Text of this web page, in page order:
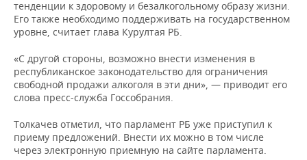
ТАТАРСТАНА
ИНВЕСТИЦИИ
НЕФТЕХИМИЯ
НЕФТЬ
ОПК
ЭНЕРГЕТИКА
НОВОСТИ БИЗНЕСА
РОЗНИЧНАЯ ТОРГОВЛЯ
ТРАНСПОРТ
ТЕХНОЛОГИИ
НОВОСТИ ТЕХНОЛОГИЙ
IT
ТЕЛЕКОММУНИКАЦИИ
МЕРОПРИЯТИЯ
НОВОСТИ МЕРОПРИЯТИЙ
БИЗНЕС-БРАНЧИ
СПОРТ
ФУТБОЛ
НОВОСТИ ОБЩЕСТВА
ФОТОГАЛЕРЕЯ
тенденции к здоровому и безалкогольному образу жизни.
Его также необходимо поддерживать на государственном
уровне, считает глава Курултая РБ.
«С другой стороны, возможно внести изменения в
республиканское законодательство для ограничения
свободной продажи алкоголя в эти дни», — приводит его
слова пресс-служба Госсобрания.
Толкачев отметил, что парламент РБ уже приступил к
приему предложений. Внести их можно в том числе
через электронную приемную на сайте парламента.